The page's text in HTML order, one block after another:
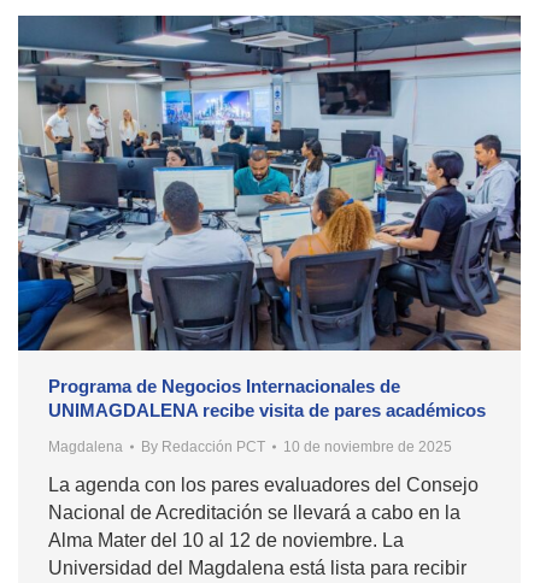
Programa de Negocios Internacionales de
UNIMAGDALENA recibe visita de pares académicos
Magdalena By Redacción PCT 10 de noviembre de 2025
La agenda con los pares evaluadores del Consejo
Nacional de Acreditación se llevará a cabo en la
Alma Mater del 10 al 12 de noviembre. La
Universidad del Magdalena está lista para recibir